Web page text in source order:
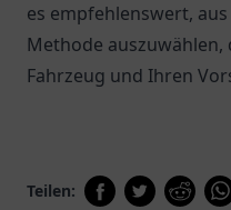
es empfehlenswert,
Methode auszuwählen,
Fahrzeug und Ihren
Teilen: